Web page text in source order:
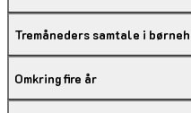
Tremåneders samtale i
Omkring fire år